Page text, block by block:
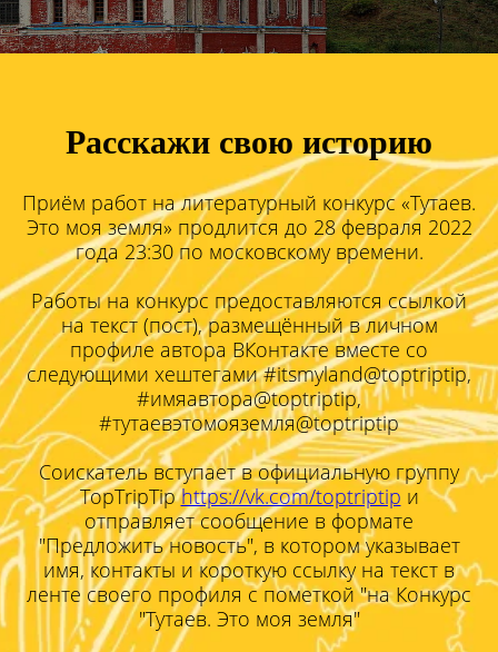
Расскажи свою историю
Приём работ на литературный конкурс «Тутаев.
Это моя земля» продлится до 28 февраля 2022
года 23:30 по московскому времени.
Работы на конкурс предоставляются ссылкой
на текст (пост), размещённый в личном
профиле автора ВКонтакте вместе со
следующими хештегами #itsmyland@toptriptip,
#имяавтора@toptriptip,
#тутаевэтомояземля@toptriptip
Соискатель вступает в официальную группу
TopTripTiphttps://vk.com/toptriptip и
отправляет сообщение в формате
"Предложить новость", в котором указывает
имя, контакты и короткую ссылку на текст в
ленте своего профиля с пометкой "на Конкурс
"Тутаев. Это моя земля"